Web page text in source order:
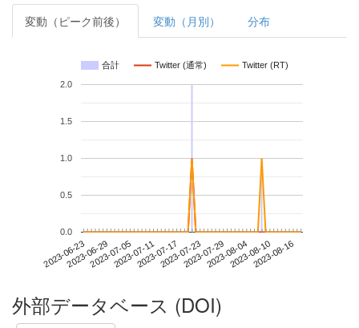
変動（ピーク前後） 変動（月別） 分布
合計 Twitter (通常) Twitter (RT)
2023-06-232023-06-292023-07-052023-07-112023-07-172023-07-232023-07-292023-08-042023-08-102023-08-16
0.0
0.5
1.0
1.5
2.0
外部データベース (DOI)